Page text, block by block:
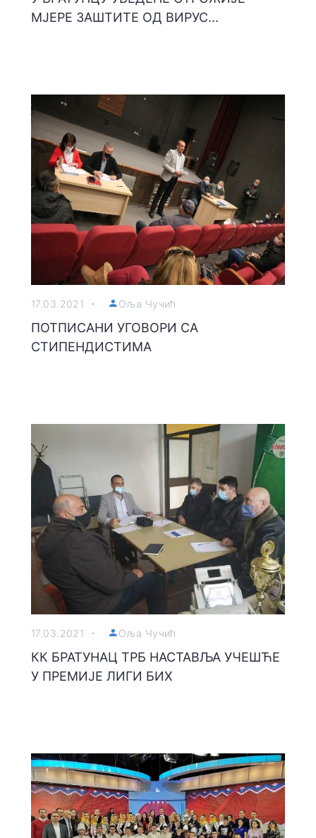
МЈЕРЕ ЗАШТИТЕ ОД ВИРУС...
17.03.2021 Оља Чучић
ПОТПИСАНИ УГОВОРИ СА
СТИПЕНДИСТИМА
17.03.2021 Оља Чучић
КК БРАТУНАЦ ТРБ НАСТАВЉА УЧЕШЋЕ
У ПРЕМИЈЕ ЛИГИ БИХ